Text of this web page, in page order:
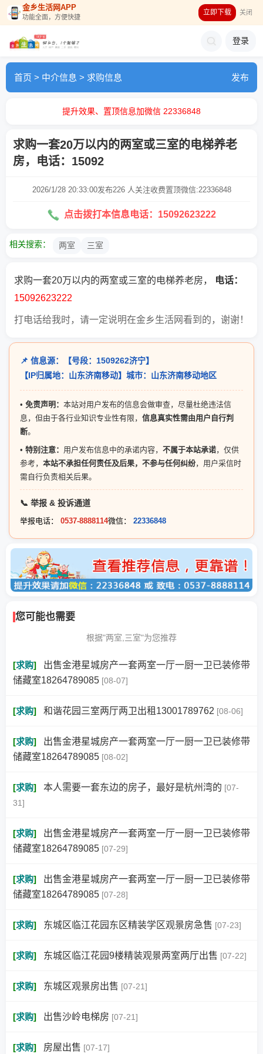
金乡生活网APP
功能全面，方便快捷
立即下载 关闭
登录
首页 > 中介信息 > 求购信息 发布
提升效果、置顶信息加微信 22336848
求购一套20万以内的两室或三室的电梯养老
房，电话：15092
2026/1/28 20:33:00发布226 人关注收费置顶微信:22336848
点击拨打本信息电话：15092623222
相关搜索： 两室 三室
求购一套20万以内的两室或三室的电梯养老房， 电话：
15092623222
打电话给我时，请一定说明在金乡生活网看到的，谢谢！
📌 信息源：【号段：1509262济宁】
【IP归属地：山东济南移动】城市：山东济南移动地区
• 免责声明： 本站对用户发布的信息会做审查，尽量杜绝违法信
息，但由于各行业知识专业性有限， 信息真实性需由用户自行判
断。
• 特别注意： 用户发布信息中的承诺内容， 不属于本站承诺，仅供
参考， 本站不承担任何责任及后果，不参与任何纠纷，用户采信时
需自行负责相关后果。
📞 举报 & 投诉通道
举报电话： 0537-8888114微信： 22336848
您可能也需要
根据"两室,三室"为您推荐
[求购]
出售金港星城房产一套两室一厅一厨一卫已装修带
储藏室18264789085 [08-07]
[求购] 和谐花园三室两厅两卫出租13001789762 [08-06]
[求购]
出售金港星城房产一套两室一厅一厨一卫已装修带
储藏室18264789085 [08-02]
[求购] 本人需要一套东边的房子，最好是杭州湾的 [07-
31]
[求购]
出售金港星城房产一套两室一厅一厨一卫已装修带
储藏室18264789085 [07-29]
[求购]
出售金港星城房产一套两室一厅一厨一卫已装修带
储藏室18264789085 [07-28]
[求购] 东城区临江花园东区精装学区观景房急售 [07-23]
[求购] 东城区临江花园9楼精装观景两室两厅出售 [07-22]
[求购] 东城区观景房出售 [07-21]
[求购] 出售沙岭电梯房 [07-21]
[求购] 房屋出售 [07-17]